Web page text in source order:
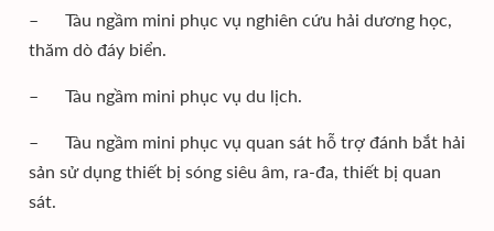
– Tàu ngầm mini phục vụ nghiên cứu hải dương học,
thăm dò đáy biển.
– Tàu ngầm mini phục vụ du lịch.
– Tàu ngầm mini phục vụ quan sát hỗ trợ đánh bắt hải
sản sử dụng thiết bị sóng siêu âm, ra-đa, thiết bị quan
sát.